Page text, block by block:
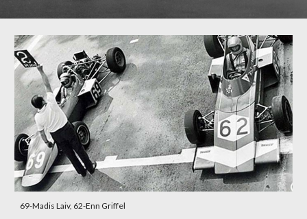
69-Madis Laiv, 62-Enn Griffel